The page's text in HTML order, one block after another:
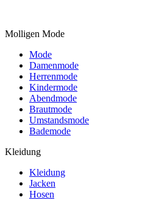
Molligen Mode
Mode
Damenmode
Herrenmode
Kindermode
Abendmode
Brautmode
Umstandsmode
Bademode
Kleidung
Kleidung
Jacken
Hosen